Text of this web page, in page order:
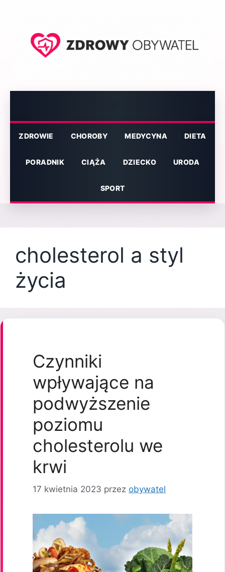
ZDROWIE CHOROBY MEDYCYNA DIETA
PORADNIK CIĄŻA DZIECKO URODA
SPORT
cholesterol a styl
życia
Czynniki
wpływające na
podwyższenie
poziomu
cholesterolu we
krwi
17 kwietnia 2023 przez obywatel